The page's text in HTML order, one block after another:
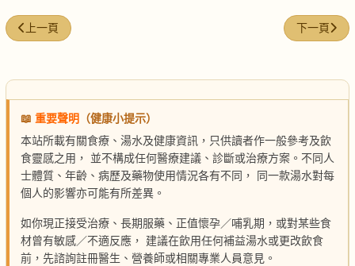
上一篇文章: 人蔘炒年糕
上一頁 下一篇文章
下一頁
📖 重要聲明
（健康小提示）
本站所載有關食療、湯水及健康資訊，只供讀者作一般參考及飲
食靈感之用， 並不構成任何醫療建議、診斷或治療方案。不同人
士體質、年齡、病歷及藥物使用情況各有不同， 同一款湯水對每
個人的影響亦可能有所差異。
如你現正接受治療、長期服藥、正值懷孕／哺乳期，或對某些食
材曾有敏感／不適反應， 建議在飲用任何補益湯水或更改飲食
前，先諮詢註冊醫生、營養師或相關專業人員意見。